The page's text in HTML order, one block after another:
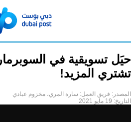
حيَل تسويقية في
تشتري المزيد!
المصدر: فريق العمل: سارة المري، مخزوم عبادي
التاريخ: 19 مايو 2021